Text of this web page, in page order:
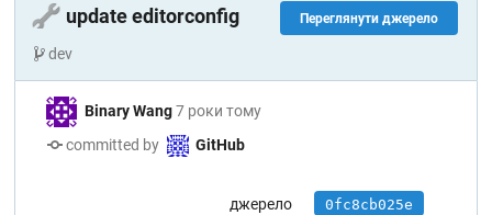
Переглянути джерело
🔧 update editorconfig
dev
Binary Wang 7 роки тому
committed by
GitHub
джерело 0fc8cb025e